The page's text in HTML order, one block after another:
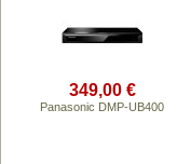
349,00 €
Panasonic DMP-UB400